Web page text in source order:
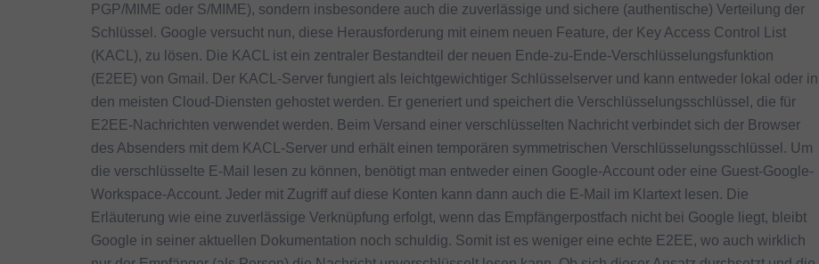
PGP/MIME oder S/MIME), sondern insbesondere auch die zuverlässige und sichere (authentische) Verteilung der
Schlüssel. Google versucht nun, diese Herausforderung mit einem neuen Feature, der Key Access Control List
(KACL), zu lösen. Die KACL ist ein zentraler Bestandteil der neuen Ende-zu-Ende-Verschlüsselungsfunktion
(E2EE) von Gmail. Der KACL-Server fungiert als leichtgewichtiger Schlüsselserver und kann entweder lokal oder in
den meisten Cloud-Diensten gehostet werden. Er generiert und speichert die Verschlüsselungsschlüssel, die für
E2EE-Nachrichten verwendet werden. Beim Versand einer verschlüsselten Nachricht verbindet sich der Browser
des Absenders mit dem KACL-Server und erhält einen temporären symmetrischen Verschlüsselungsschlüssel. Um
die verschlüsselte E-Mail lesen zu können, benötigt man entweder einen Google-Account oder eine Guest-Google-
Workspace-Account. Jeder mit Zugriff auf diese Konten kann dann auch die E-Mail im Klartext lesen. Die
Erläuterung wie eine zuverlässige Verknüpfung erfolgt, wenn das Empfängerpostfach nicht bei Google liegt, bleibt
Google in seiner aktuellen Dokumentation noch schuldig. Somit ist es weniger eine echte E2EE, wo auch wirklich